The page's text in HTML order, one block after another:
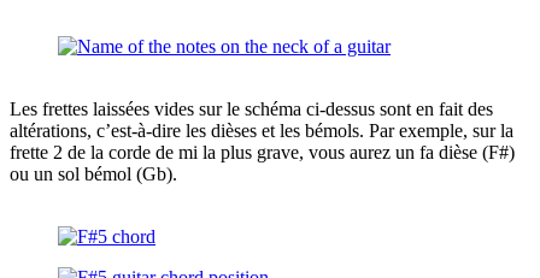
Les frettes laissées vides sur le schéma ci-dessus sont en fait des
altérations, c’est-à-dire les dièses et les bémols. Par exemple, sur la
frette 2 de la corde de mi la plus grave, vous aurez un fa dièse (F#)
ou un sol bémol (Gb).